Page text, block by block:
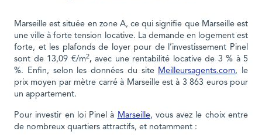
Marseille est située en zone A, ce qui signifie que Marseille est
une ville à forte tension locative. La demande en logement est
forte, et les plafonds de loyer pour de l’investissement Pinel
sont de 13,09 €/m2, avec une rentabilité locative de 3 % à 5
%. Enfin, selon les données du site Meilleursagents.com, le
prix moyen par mètre carré à Marseille est à 3 863 euros pour
un appartement.
Pour investir en loi Pinel à Marseille, vous avez le choix entre
de nombreux quartiers attractifs, et notamment :